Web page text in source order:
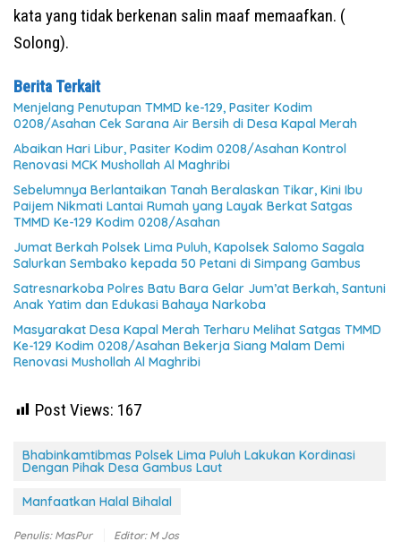
kata yang tidak berkenan salin maaf memaafkan. (
Solong).
Berita Terkait
Menjelang Penutupan TMMD ke-129, Pasiter Kodim
0208/Asahan Cek Sarana Air Bersih di Desa Kapal Merah
Abaikan Hari Libur, Pasiter Kodim 0208/Asahan Kontrol
Renovasi MCK Mushollah Al Maghribi
Sebelumnya Berlantaikan Tanah Beralaskan Tikar, Kini Ibu
Paijem Nikmati Lantai Rumah yang Layak Berkat Satgas
TMMD Ke-129 Kodim 0208/Asahan
Jumat Berkah Polsek Lima Puluh, Kapolsek Salomo Sagala
Salurkan Sembako kepada 50 Petani di Simpang Gambus
Satresnarkoba Polres Batu Bara Gelar Jum’at Berkah, Santuni
Anak Yatim dan Edukasi Bahaya Narkoba
Masyarakat Desa Kapal Merah Terharu Melihat Satgas TMMD
Ke-129 Kodim 0208/Asahan Bekerja Siang Malam Demi
Renovasi Mushollah Al Maghribi
Post Views: 167
Bhabinkamtibmas Polsek Lima Puluh Lakukan Kordinasi
Dengan Pihak Desa Gambus Laut
Manfaatkan Halal Bihalal
Penulis: MasPur Editor: M Jos